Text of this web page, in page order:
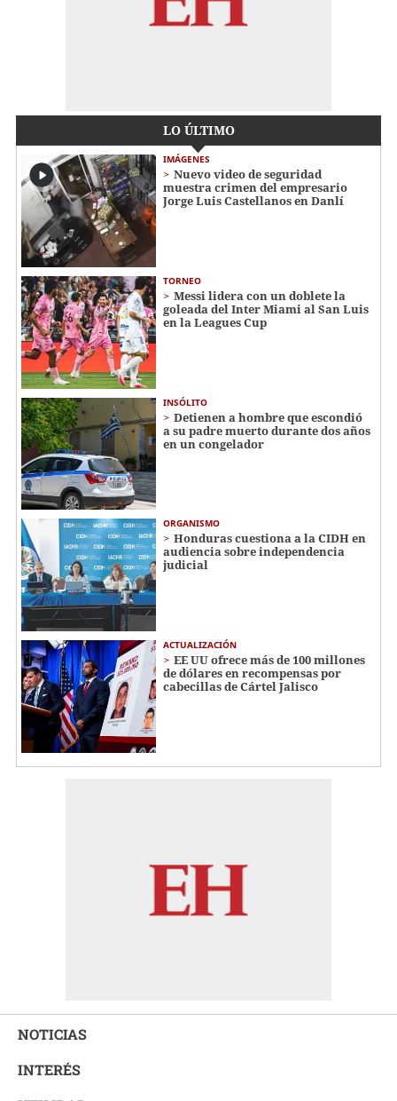
LO ÚLTIMO
IMÁGENES
Nuevo video de seguridad
muestra crimen del empresario
Jorge Luis Castellanos en Danlí
TORNEO
Messi lidera con un doblete la
goleada del Inter Miami al San Luis
en la Leagues Cup
INSÓLITO
Detienen a hombre que escondió
a su padre muerto durante dos años
en un congelador
ORGANISMO
Honduras cuestiona a la CIDH en
audiencia sobre independencia
judicial
ACTUALIZACIÓN
EE UU ofrece más de 100 millones
de dólares en recompensas por
cabecillas de Cártel Jalisco
NOTICIAS
INTERÉS